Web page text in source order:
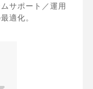
サポート／運用
適化。